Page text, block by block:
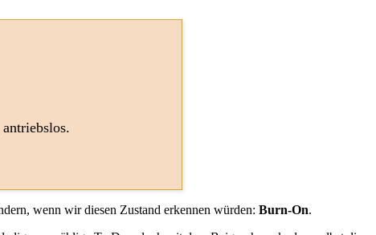
wenn wir diesen Zustand erkennen würden: Burn-On.